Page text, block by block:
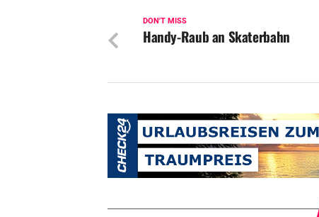
DON'T MISS
Handy-Raub an Skaterbahn